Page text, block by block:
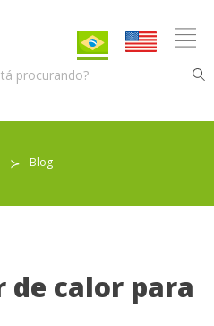
≻ Blog
de calor para